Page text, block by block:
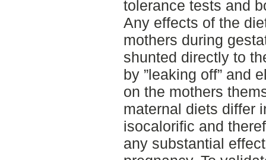
tolerance tests and
Any effects of the
mothers during
shunted directly to
by ”leaking off” and
on the mothers
maternal diets differ
isocalorific and
any substantial